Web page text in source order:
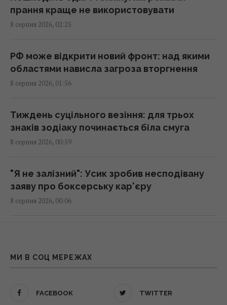
Бджоли орієнтуються не лише за сонцем і
запахом: у них знайшли ще один "компас"
Росія платитиме Україні по $20 млрд на рік:
економіст оцінив реальний механізм
04:37 субота, 08 серпня 2026
Покоління 1960–1980-х бачить, як молодь
04:22 субота, 08 серпня 2026
Чи справді родзинки такі корисні, як усі
Трамп неохоче посилює тиск на РФ, але
заходів, - WSJ
прання краще не використовувати
8 серпня 2026, 02:25
РФ може відкрити новий фронт: над якими
областями нависла загроза вторгнення
8 серпня 2026, 01:56
Тиждень суцільного везіння: для трьох
знаків зодіаку починається біла смуга
8 серпня 2026, 00:59
"Я не залізний": Усик зробив несподівану
заяву про боксерську кар'єру
8 серпня 2026, 00:06
7 серпня 2026, 23:54
Путін знайшов "безпечну зону" й панічно
МИ В СОЦ МЕРЕЖАХ
FACEBOOK TWITTER